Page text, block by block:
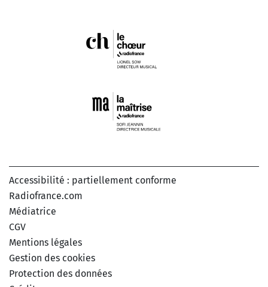
Accessibilité : partiellement conforme
Radiofrance.com
Médiatrice
CGV
Mentions légales
Gestion des cookies
Protection des données